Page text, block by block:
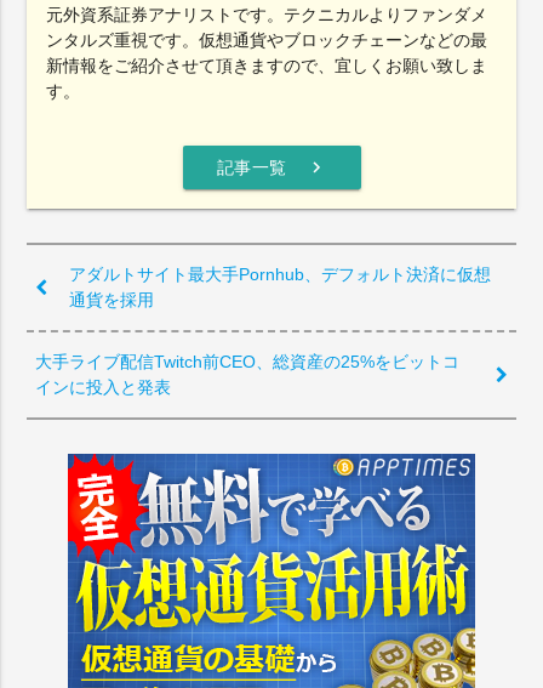
元外資系証券アナリストです。テクニカルよりファンダメ
ンタルズ重視です。仮想通貨やブロックチェーンなどの最
新情報をご紹介させて頂きますので、宜しくお願い致しま
す。
記事一覧 chevron_right
アダルトサイト最大手Pornhub、デフォルト決済に仮想
通貨を採用
大手ライブ配信Twitch前CEO、総資産の25%をビットコ
インに投入と発表